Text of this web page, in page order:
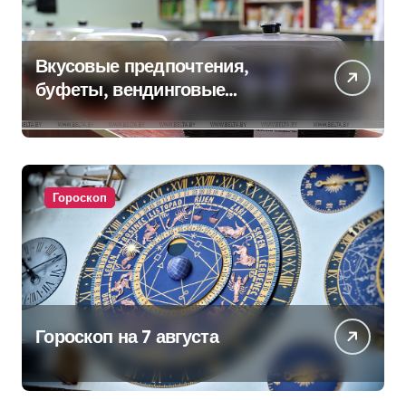
Вкусовые предпочтения,
буфеты, вендинговые
аппараты. Минобразования об
изменениях в школьном
питании
Гороскоп
Гороскоп на 7 августа